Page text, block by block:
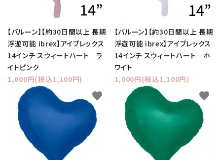
【バルーン】【約30日間以上 長期
浮遊可能 ibrex】アイブレックス
14インチ スウィートハート ラ
イトピンク
1,000円(税込1,100円)
【バルーン】【約30日間以上 長期
浮遊可能 ibrex】アイブレックス
14インチ スウィートハート ホ
ワイト
1,000円(税込1,100円)
favorite favorite